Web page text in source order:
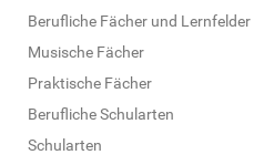
Berufliche Fächer und Lernfelder
Musische Fächer
Praktische Fächer
Berufliche Schularten
Schularten